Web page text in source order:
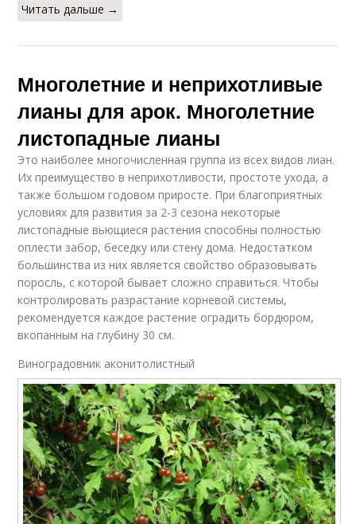
Читать дальше →
Многолетние и неприхотливые
лианы для арок. Многолетние
листопадные лианы
Это наиболее многочисленная группа из всех видов лиан.
Их преимущество в неприхотливости, простоте ухода, а
также большом годовом приросте. При благоприятных
условиях для развития за 2-3 сезона некоторые
листопадные вьющиеся растения способны полностью
оплести забор, беседку или стену дома. Недостатком
большинства из них является свойство образовывать
поросль, с которой бывает сложно справиться. Чтобы
контролировать разрастание корневой системы,
рекомендуется каждое растение оградить бордюром,
вкопанным на глубину 30 см.
Виноградовник аконитолистный